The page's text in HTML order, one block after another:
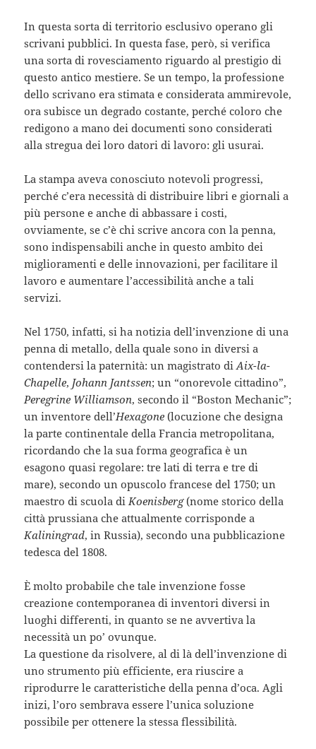
In questa sorta di territorio esclusivo operano gli
scrivani pubblici. In questa fase, però, si verifica
una sorta di rovesciamento riguardo al prestigio di
questo antico mestiere. Se un tempo, la professione
dello scrivano era stimata e considerata ammirevole,
ora subisce un degrado costante, perché coloro che
redigono a mano dei documenti sono considerati
alla stregua dei loro datori di lavoro: gli usurai.
La stampa aveva conosciuto notevoli progressi,
perché c’era necessità di distribuire libri e giornali a
più persone e anche di abbassare i costi,
ovviamente, se c’è chi scrive ancora con la penna,
sono indispensabili anche in questo ambito dei
miglioramenti e delle innovazioni, per facilitare il
lavoro e aumentare l’accessibilità anche a tali
servizi.
Nel 1750, infatti, si ha notizia dell’invenzione di una
penna di metallo, della quale sono in diversi a
contendersi la paternità: un magistrato diAix-la-
Chapelle, Johann Jantssen; un “onorevole cittadino”,
Peregrine Williamson, secondo il “Boston Mechanic”;
un inventore dell’Hexagone (locuzione che designa
la parte continentale della Francia metropolitana,
ricordando che la sua forma geografica è un
esagono quasi regolare: tre lati di terra e tre di
mare), secondo un opuscolo francese del 1750; un
maestro di scuola di Koenisberg(nome storico della
città prussiana che attualmente corrisponde a
Kaliningrad, in Russia), secondo una pubblicazione
tedesca del 1808.
È molto probabile che tale invenzione fosse
creazione contemporanea di inventori diversi in
luoghi differenti, in quanto se ne avvertiva la
necessità un po’ ovunque.
La questione da risolvere, al di là dell’invenzione di
uno strumento più efficiente, era riuscire a
riprodurre le caratteristiche della penna d’oca. Agli
inizi, l’oro sembrava essere l’unica soluzione
possibile per ottenere la stessa flessibilità.